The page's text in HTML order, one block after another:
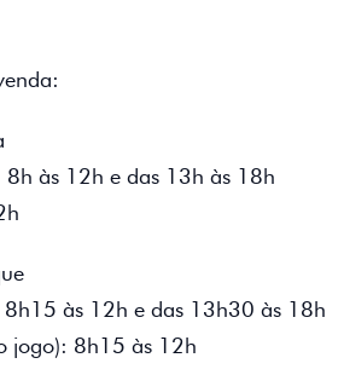
8h às 12h e das 13h às 18h
8h15 às 12h e das 13h30 às 18h
jogo): 8h15 às 12h